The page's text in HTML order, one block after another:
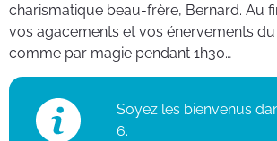
charismatique beau-frère, Bernard. Au
vos agacements et vos énervements du
comme par magie pendant 1h30…
Soyez les bienvenus
6.